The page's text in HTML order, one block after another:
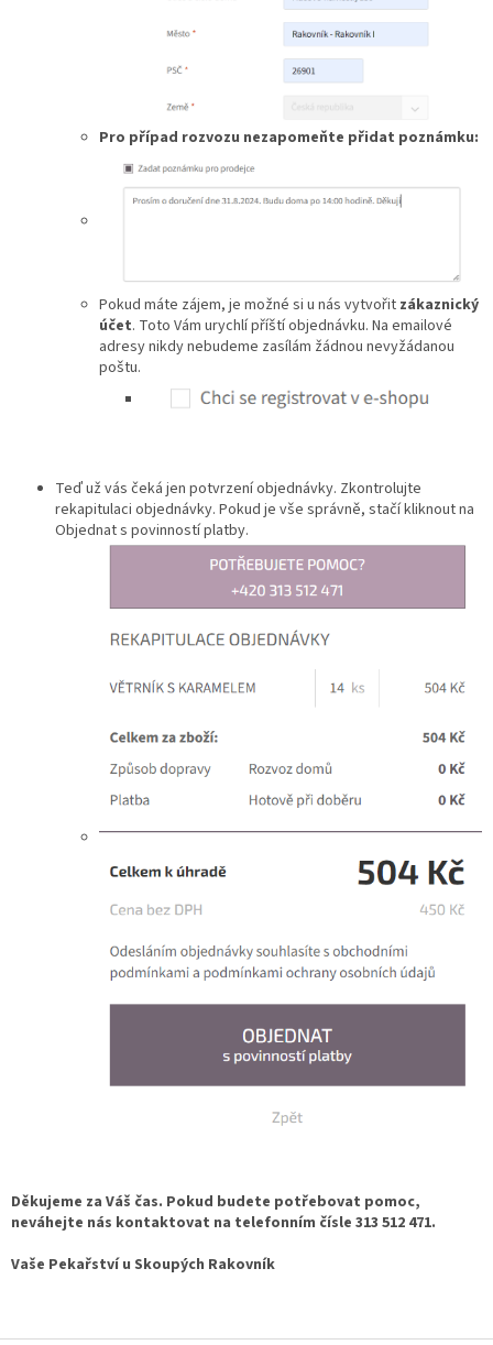
Pro případ rozvozu nezapomeňte přidat poznámku:
Pokud máte zájem, je možné si u nás vytvořit zákaznický
účet. Toto Vám urychlí příští objednávku. Na emailové
adresy nikdy nebudeme zasílám žádnou nevyžádanou
poštu.
Teď už vás čeká jen potvrzení objednávky. Zkontrolujte
rekapitulaci objednávky. Pokud je vše správně, stačí kliknout na
Objednat s povinností platby.
Děkujeme za Váš čas. Pokud budete potřebovat pomoc,
neváhejte nás kontaktovat na telefonním čísle 313 512 471.
Vaše Pekařství u Skoupých Rakovník